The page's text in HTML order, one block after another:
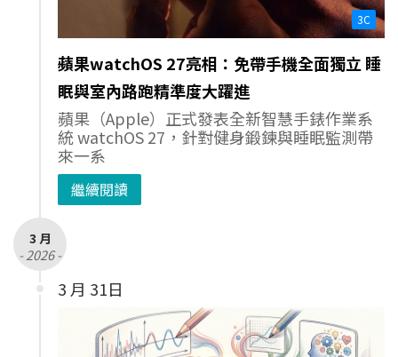
3C
蘋果watchOS 27亮相：免帶手機全面獨立 睡
眠與室內路跑精準度大躍進
蘋果（Apple）正式發表全新智慧手錶作業系
統 watchOS 27，針對健身鍛鍊與睡眠監測帶
來一系
繼續閱讀
3 月
- 2026 -
3 月 31日